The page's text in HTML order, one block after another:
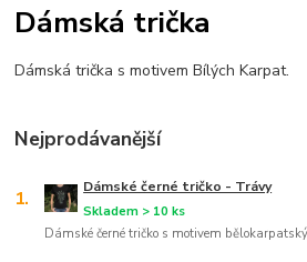
Dámská trička
Dámská trička s motivem Bílých Karpat.
Nejprodávanější
1. Dámské černé tričko - Trávy
Dámské černé tričko s motivem
Skladem > 10 ks